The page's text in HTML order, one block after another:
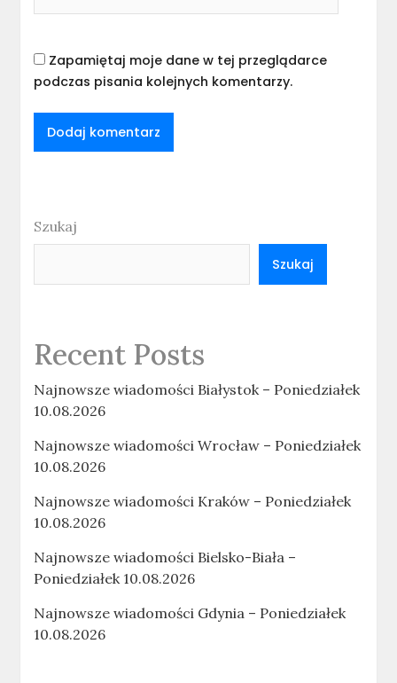
Zapamiętaj moje dane w tej przeglądarce
podczas pisania kolejnych komentarzy.
Szukaj
Szukaj
Recent Posts
Najnowsze wiadomości Białystok – Poniedziałek
10.08.2026
Najnowsze wiadomości Wrocław – Poniedziałek
10.08.2026
Najnowsze wiadomości Kraków – Poniedziałek
10.08.2026
Najnowsze wiadomości Bielsko-Biała –
Poniedziałek 10.08.2026
Najnowsze wiadomości Gdynia – Poniedziałek
10.08.2026